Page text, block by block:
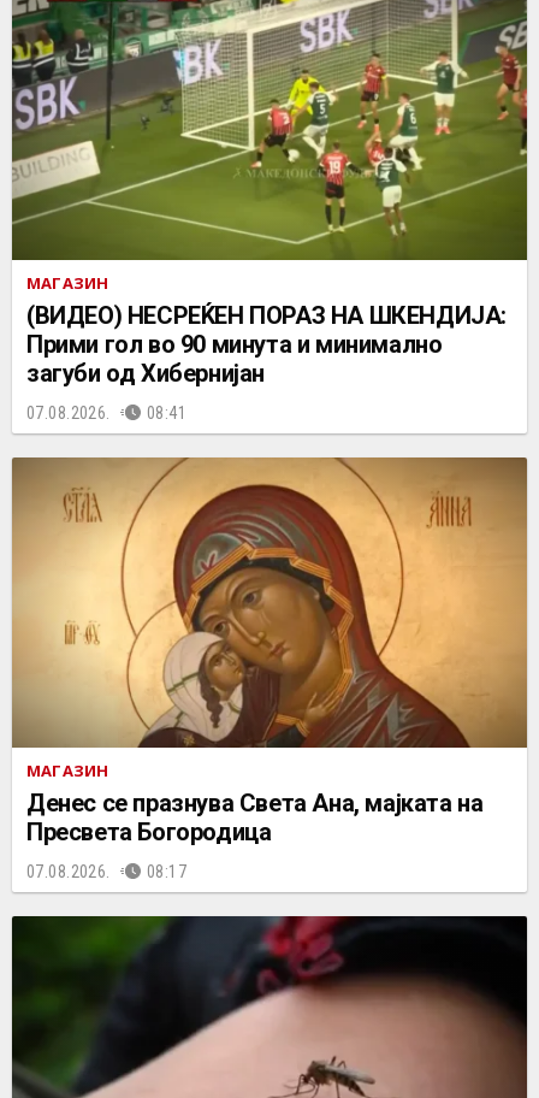
МАГАЗИН
(ВИДЕО) НЕСРЕЌЕН ПОРАЗ НА ШКЕНДИЈА:
Прими гол во 90 минута и минимално
загуби од Хибернијан
07.08.2026. 08:41
МАГАЗИН
Денес се празнува Света Ана, мајката на
Пресвета Богородица
07.08.2026. 08:17